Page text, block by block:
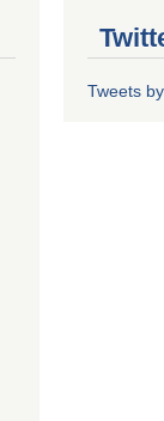
Tweets